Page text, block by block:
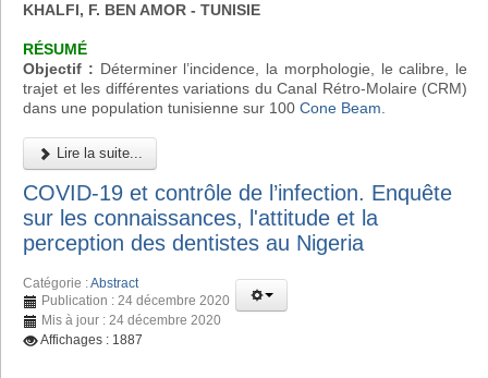
KHALFI, F. BEN AMOR - TUNISIE
RÉSUMÉ
Objectif : Déterminer l’incidence, la morphologie, le calibre, le
trajet et les différentes variations du Canal Rétro-Molaire (CRM)
dans une population tunisienne sur 100 Cone Beam
Lire la suite...
COVID-19 et contrôle de l’infection. Enquête
sur les connaissances, l'attitude et la
perception des dentistes au Nigeria
Catégorie :Abstract
Publication : 24 décembre 2020
Mis à jour : 24 décembre 2020
Affichages : 1887